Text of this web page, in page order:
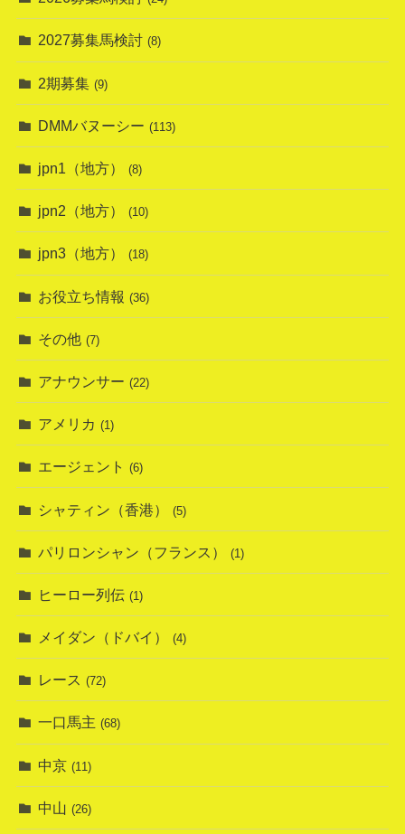
2027募集馬検討 (8)
2期募集 (9)
DMMバヌーシー (113)
jpn1（地方） (8)
jpn2（地方） (10)
jpn3（地方） (18)
お役立ち情報 (36)
その他 (7)
アナウンサー (22)
アメリカ (1)
エージェント (6)
シャティン（香港） (5)
パリロンシャン（フランス） (1)
ヒーロー列伝 (1)
メイダン（ドバイ） (4)
レース (72)
一口馬主 (68)
中京 (11)
中山 (26)